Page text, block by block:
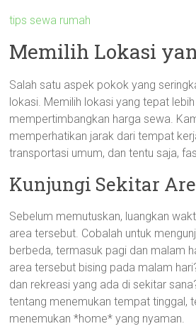
tips sewa rumah
Memilih Lokasi
Salah satu aspek pokok yang
lokasi. Memilih lokasi yang tepat
mempertimbangkan harga sewa.
memperhatikan jarak dari tempat
transportasi umum, dan tentu saja,
Kunjungi Sekitar
Sebelum memutuskan, luangkan
area tersebut. Cobalah untuk
berbeda, termasuk pagi dan malam
area tersebut bising pada malam
dan rekreasi yang ada di sekitar
tentang menemukan tempat tinggal,
menemukan *home* yang nyaman.